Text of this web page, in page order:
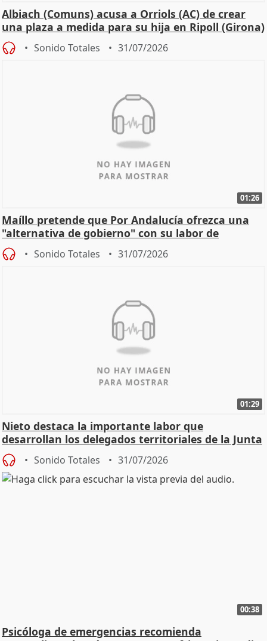
Albiach (Comuns) acusa a Orriols (AC) de crear
una plaza a medida para su hija en Ripoll (Girona)
Sonido Totales 31/07/2026
01:26
Maíllo pretende que Por Andalucía ofrezca una
"alternativa de gobierno" con su labor de
oposición
Sonido Totales 31/07/2026
01:29
Nieto destaca la importante labor que
desarrollan los delegados territoriales de la Junta
Sonido Totales 31/07/2026
00:38
Psicóloga de emergencias recomienda